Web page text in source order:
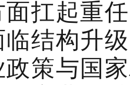
扛起重
结构升
策与国